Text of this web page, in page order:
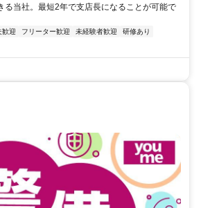
る当社。最短2年で支店長になることが可能で
歓迎 フリーター歓迎 未経験者歓迎
研修あり